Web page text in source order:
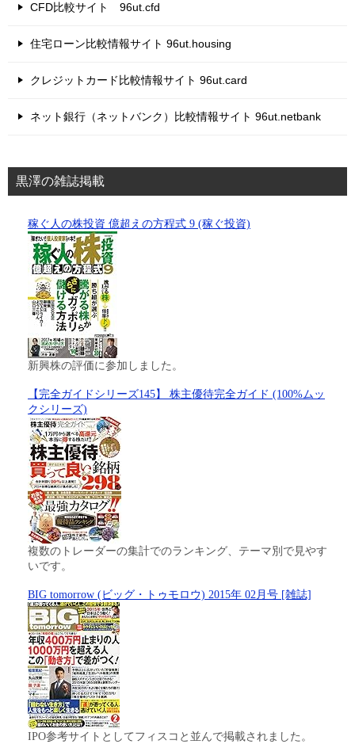
CFD比較サイト 96ut.cfd
住宅ローン比較情報サイト 96ut.housing
クレジットカード比較情報サイト 96ut.card
ネット銀行（ネットバンク）比較情報サイト 96ut.netbank
黒澤の雑誌掲載
稼ぐ人の株投資 億超えの方程式 9 (稼ぐ投資)
新興株の評価に参加しました。
【完全ガイドシリーズ145】 株主優待完全ガイド (100%ムッ
クシリーズ)
複数のトレーダーの集計でのランキング、テーマ別で見やす
いです。
BIG tomorrow (ビッグ・トゥモロウ) 2015年 02月号 [雑誌]
IPO参考サイトとしてフィスコと並んで掲載されました。